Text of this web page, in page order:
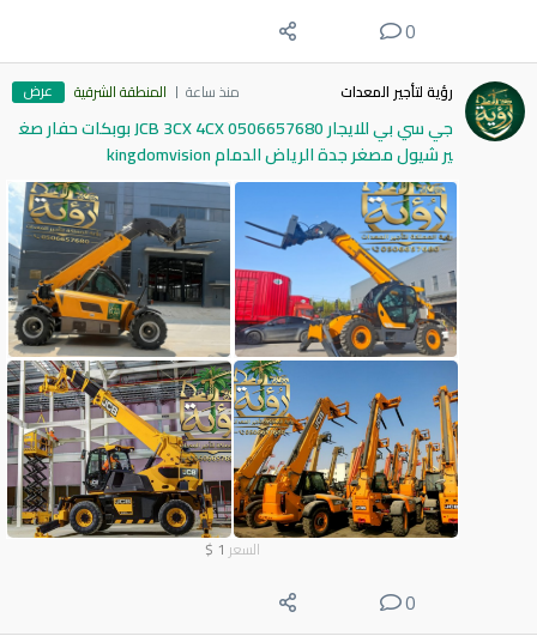
0
رؤية لتأجير المعدات منذ ساعة المنطقة الشرقية عرض
جي سي بي للايجار 0506657680 JCB 3CX 4CX بوبكات حفار صغ
ير شيول مصغر جدة الرياض الدمام kingdomvision
السعر 1
$
0